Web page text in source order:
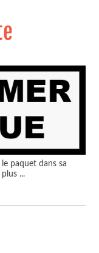
paquet dans sa
plus ...